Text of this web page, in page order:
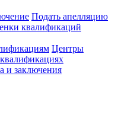
Подать апелляцию
квалификаций
Центры
и заключения